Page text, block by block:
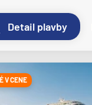
Detail plavby
V CENE